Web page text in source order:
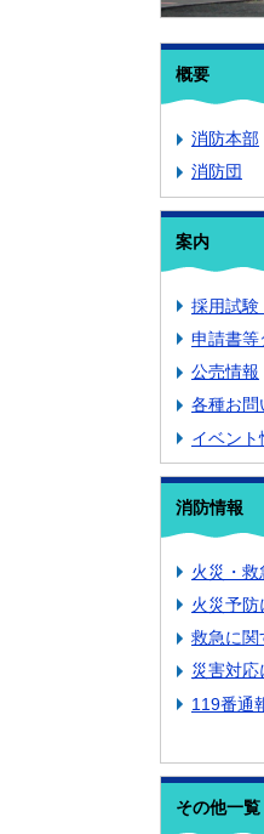
概要
消防本部
消防団
案内
採用試験
申請書等
公売情報
各種お問
イベント
消防情報
火災・救
火災予防
救急に関
災害対応
119番通
その他一覧